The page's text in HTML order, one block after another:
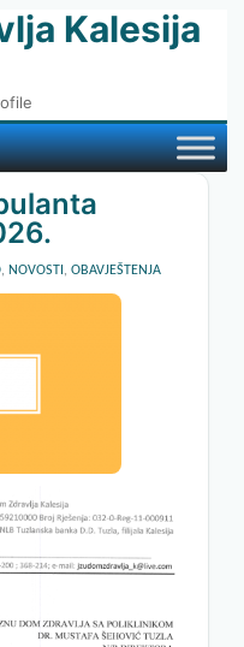
Kalesija
, NOVOSTI , OBAVJEŠTENJA